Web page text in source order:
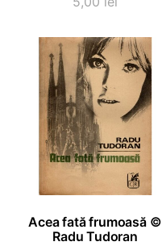
ADAUGĂ ÎN COȘ
Acea fată frumoasă ©
Radu Tudoran